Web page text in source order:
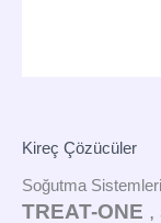
Kireç Çözücüler
Soğutma
TREAT-ONE ,